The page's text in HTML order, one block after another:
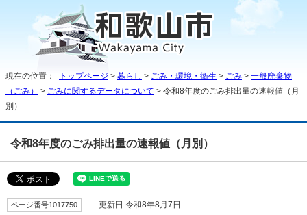
現在の位置： トップページ > 暮らし > ごみ・環境・衛生 > ごみ > 一般廃棄物
（ごみ）
> ごみに関するデータについて > 令和8年度のごみ排出量の速報値（月
別）
令和8年度のごみ排出量の速報値（月別）
ページ番号1017750 更新日 令和8年8月7日